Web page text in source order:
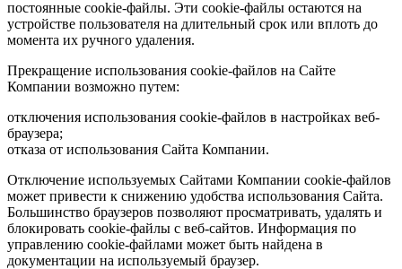
постоянные cookie-файлы. Эти cookie-файлы остаются на
устройстве пользователя на длительный срок или вплоть до
момента их ручного удаления.
Прекращение использования cookie-файлов на Сайте
Компании возможно путем:
отключения использования cookie-файлов в настройках веб-
браузера;
отказа от использования Сайта Компании.
Отключение используемых Сайтами Компании cookie-файлов
может привести к снижению удобства использования Сайта.
Большинство браузеров позволяют просматривать, удалять и
блокировать cookie-файлы c веб-сайтов. Информация по
управлению cookie-файлами может быть найдена в
документации на используемый браузер.